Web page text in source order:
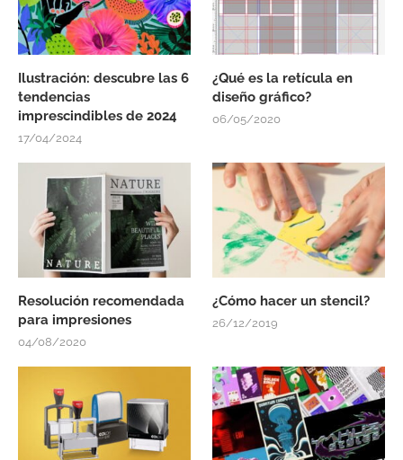
Ilustración: descubre las 6
tendencias
imprescindibles de 2024
17/04/2024
¿Qué es la retícula en
diseño gráfico?
06/05/2020
Resolución recomendada
para impresiones
04/08/2020
¿Cómo hacer un stencil?
26/12/2019